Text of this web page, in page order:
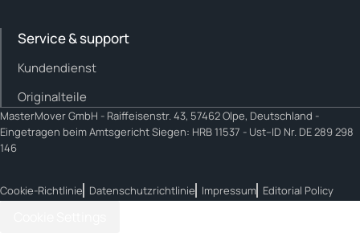
Service & support
Kundendienst
Originalteile
MasterMover GmbH - Raiffeisenstr. 43, 57462 Olpe, Deutschland -
Eingetragen beim Amtsgericht Siegen: HRB 11537 - Ust–ID Nr. DE 289 298
146
Cookie-Richtlinie Datenschutzrichtlinie Impressum Editorial Policy